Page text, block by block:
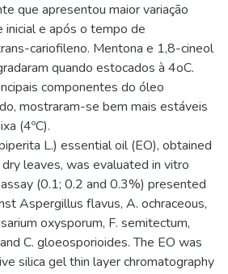
que apresentou maior variação
inicial e após o tempo de
cariofileno. Mentona e 1,8-cineol
quando estocados à 4oC.
componentes do óleo
mostraram-se bem mais estáveis
(4ºC).
L.) essential oil (EO), obtained
leaves, was evaluated in vitro
(0.1; 0.2 and 0.3%) presented
Aspergillus flavus, A. ochraceous,
oxysporum, F. semitectum,
C. gloeosporioides. The EO was
silica gel thin layer chromatography